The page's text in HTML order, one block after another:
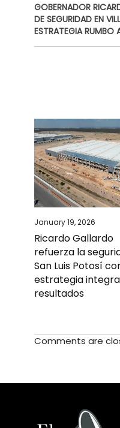
GOBERNADOR
DE SEGURIDAD EN
ESTRATEGIA RUMBO
January 19, 2026
Ricardo Gallardo
refuerza la
San Luis Potosí
estrategia
resultados
Comments are